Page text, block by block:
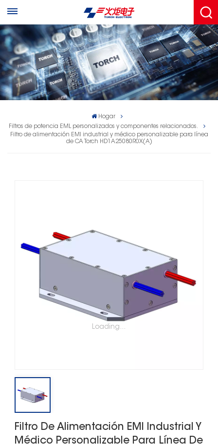
Hogar
Filtros de potencia EML personalizados y componentes relacionados.
Filtro de alimentación EMI industrial y médico personalizable para línea
de CA Torch HD1A25080R0X(A)
Loading...
Filtro De Alimentación EMI Industrial Y
Médico Personalizable Para Línea De